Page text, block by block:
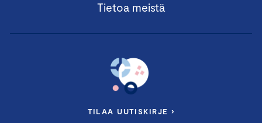
Tietoa meistä
TILAA UUTISKIRJE ›